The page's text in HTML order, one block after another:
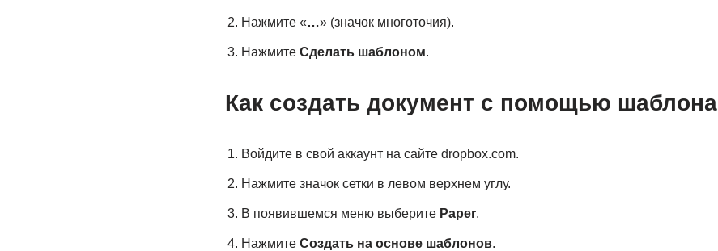
Нажмите «…» (значок многоточия).
Нажмите Сделать шаблоном.
Как создать документ с помощью шаблона
Войдите в свой аккаунт на сайте dropbox.com.
Нажмите значок сетки в левом верхнем углу.
В появившемся меню выберите Paper.
Нажмите Создать на основе шаблонов.